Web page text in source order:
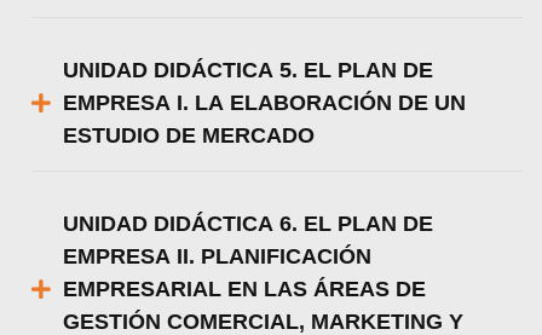
UNIDAD DIDÁCTICA 5. EL PLAN DE
EMPRESA I. LA ELABORACIÓN DE UN
ESTUDIO DE MERCADO
UNIDAD DIDÁCTICA 6. EL PLAN DE
EMPRESA II. PLANIFICACIÓN
EMPRESARIAL EN LAS ÁREAS DE
GESTIÓN COMERCIAL, MARKETING Y